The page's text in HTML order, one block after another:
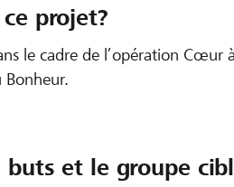
projet?
le cadre de l’opération
Bonheur.
buts et le groupe